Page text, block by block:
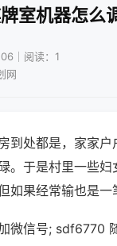
室机器怎么
｜阅读：1
网
到处都是，家家户
。于是村里一些
果经常输也是一
微信号; sdf6770